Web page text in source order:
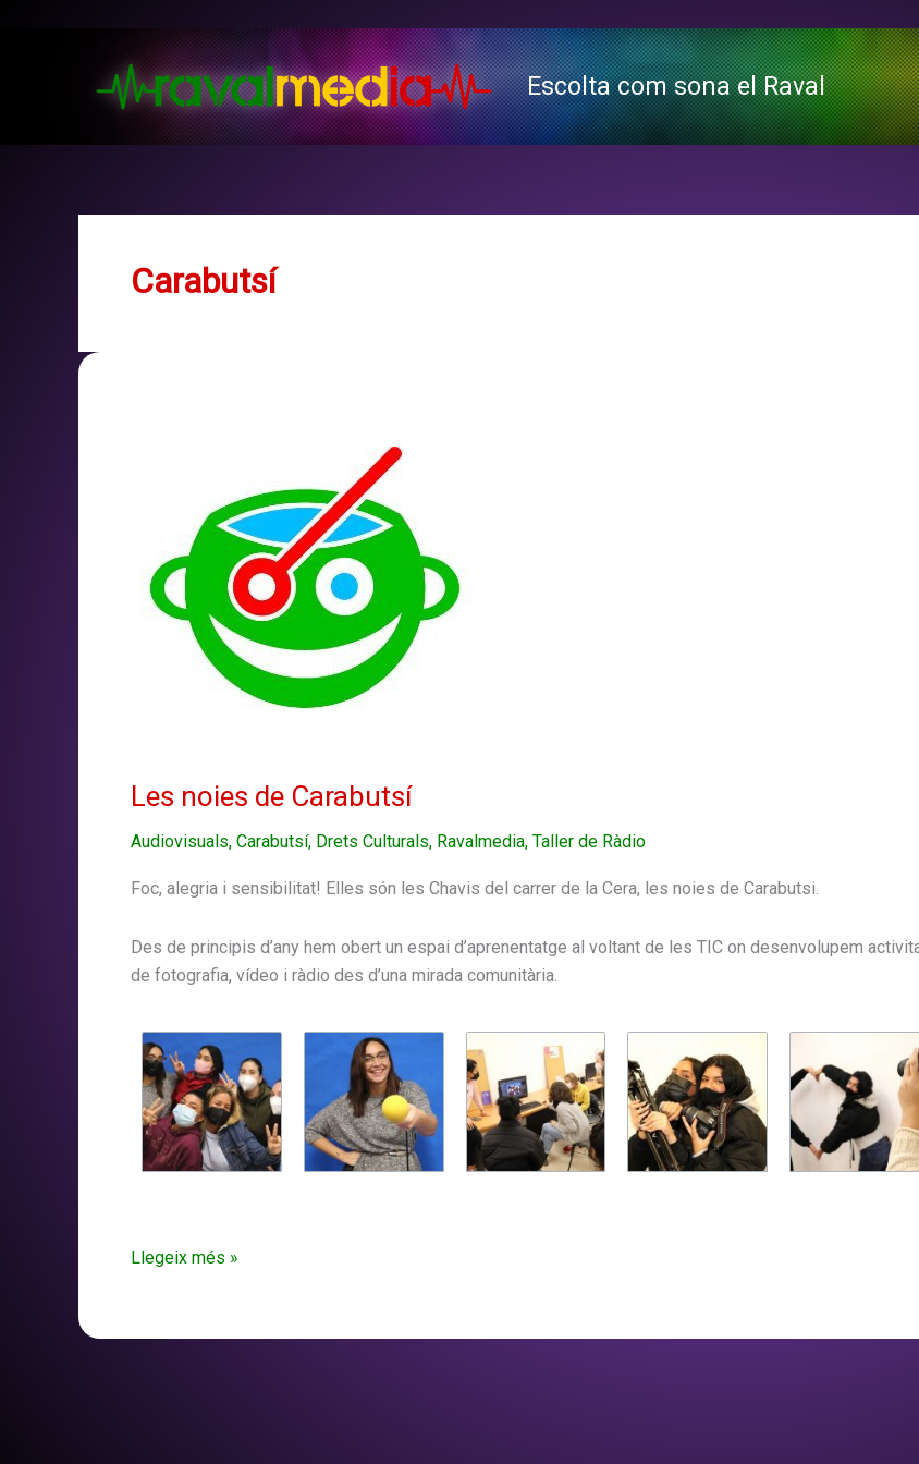
Escolta com sona el Raval
Carabutsí
Les noies de Carabutsí
Audiovisuals, Carabutsí, Drets Culturals, Ravalmedia, Taller de Ràdio
Foc, alegria i sensibilitat! Elles són les Chavis del carrer de la Cera, les noies de Carabutsi.
Des de principis d’any hem obert un espai d’aprenentatge al voltant de les TIC on desenvolupem
de fotografia, vídeo i ràdio des d’una mirada comunitària.
Les
Carabutsí
Llegeix més »